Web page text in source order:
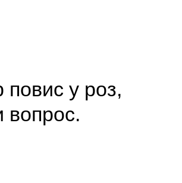
повис у роз,
вопрос.